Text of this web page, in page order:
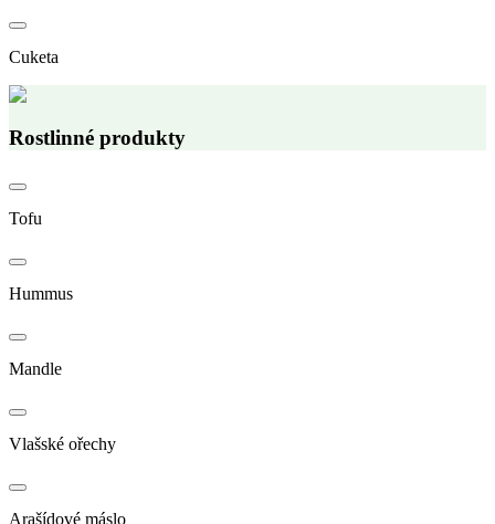
Cuketa
Rostlinné produkty
Tofu
Hummus
Mandle
Vlašské ořechy
Arašídové máslo